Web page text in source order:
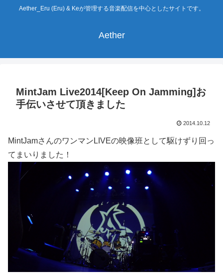
Aether_Eru (Eru) & Keが管理する音楽配信を中心としたサイトです。
Aether
MintJam Live2014[Keep On Jamming]お
手伝いさせて頂きました
2014.10.12
MintJamさんのワンマンLIVEの映像班として駆けずり回っ
てまいりました！